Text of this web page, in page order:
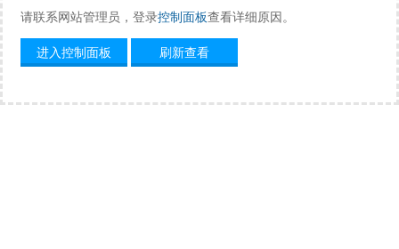
请联系网站管理员，登录控制面板查看详细原因。
进入控制面板
刷新查看